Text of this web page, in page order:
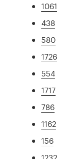
1061
438
580
1726
554
1717
786
1162
156